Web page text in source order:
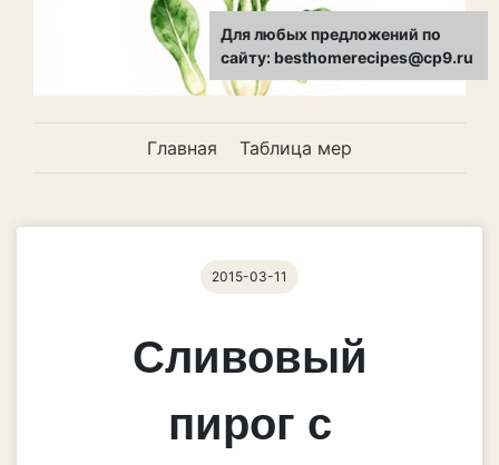
Главная Таблица мер
2015-03-11
Сливовый
пирог с
Для любых предложений по
сайту: besthomerecipes@cp9.ru